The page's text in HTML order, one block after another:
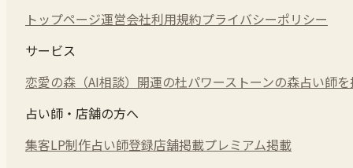
トップページ運営会社利用規約プライバシーポリシー
サービス
恋愛の森（AI相談） 開運の杜パワーストーンの森占い師
占い師・店舗の方へ
集客LP制作占い師登録店舗掲載プレミアム掲載